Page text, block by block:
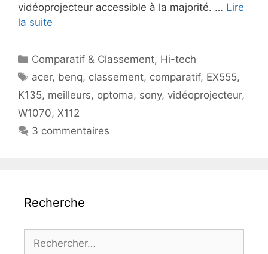
vidéoprojecteur accessible à la majorité. … Lire
la suite
Catégories
Comparatif & Classement, Hi-tech
Étiquettes
acer, benq, classement, comparatif, EX555,
K135, meilleurs, optoma, sony, vidéoprojecteur,
W1070, X112
3 commentaires
Recherche